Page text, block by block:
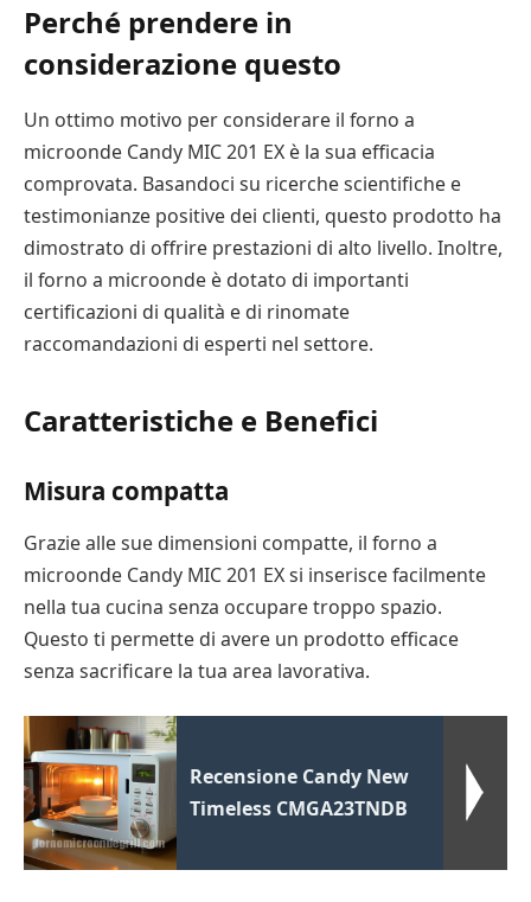
Perché prendere in
considerazione questo
Un ottimo motivo per considerare il forno a
microonde Candy MIC 201 EX è la sua efficacia
comprovata. Basandoci su ricerche scientifiche e
testimonianze positive dei clienti, questo prodotto ha
dimostrato di offrire prestazioni di alto livello. Inoltre,
il forno a microonde è dotato di importanti
certificazioni di qualità e di rinomate
raccomandazioni di esperti nel settore.
Caratteristiche e Benefici
Misura compatta
Grazie alle sue dimensioni compatte, il forno a
microonde Candy MIC 201 EX si inserisce facilmente
nella tua cucina senza occupare troppo spazio.
Questo ti permette di avere un prodotto efficace
senza sacrificare la tua area lavorativa.
Recensione Candy New
Timeless CMGA23TNDB